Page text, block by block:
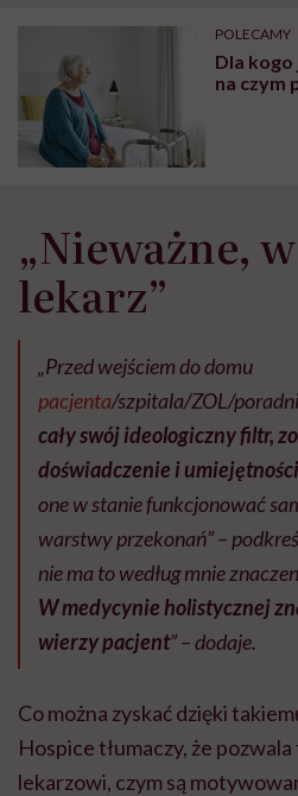
może chyba tylko
wyobraźni"
pracy
POLECAMY
Dla
na czym
„Nieważne,
lekarz”
„Przed wejściem do domu
pacjenta/szpitala/ZOL/poradni
cały swój ideologiczny filtr,
doświadczenie i umiejętności
one w stanie funkcjonować
warstwy przekonań” –
nie ma to według mnie
W medycynie holistycznej
wierzy pacjent” – dodaje.
Co można zyskać dzięki
Hospice tłumaczy, że
lekarzowi, czym są